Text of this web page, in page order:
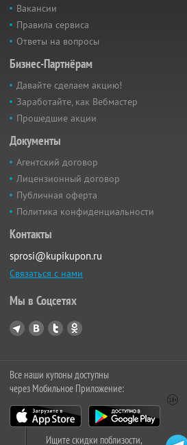
Вакансии
Правила сервиса
Ответы на вопросы
Бизнес-Партнёрам
Давайте сделаем акцию!
Заработайте, как Вебмастер
Прошедшие акции
Документы
Агентский договор
Лицензионный договор
Публичная оферта
Политика конфиденциальности
Контакты
sprosi@kupikupon.ru
Связаться с нами
Мы в Соцсетях
Все наши купоны доступны
через Мобильное Приложение:
Ищите скидки поблизости,